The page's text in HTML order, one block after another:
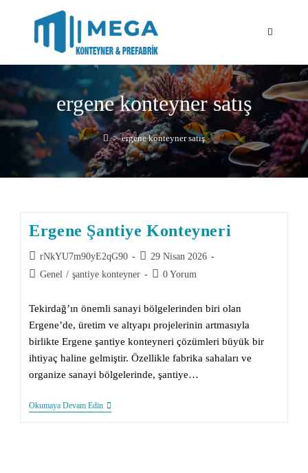
ergene konteyner satış
> ergene konteyner satış
Ergene Şantiye Konteyneri
rNkYU7m90yE2qG90
29 Nisan 2026
Genel / şantiye konteyner 0 Yorum
Tekirdağ’ın önemli sanayi bölgelerinden biri olan
Ergene’de, üretim ve altyapı projelerinin artmasıyla
birlikte Ergene şantiye konteyneri çözümleri büyük bir
ihtiyaç haline gelmiştir. Özellikle fabrika sahaları ve
organize sanayi bölgelerinde, şantiye…
Okumaya Devam Edin